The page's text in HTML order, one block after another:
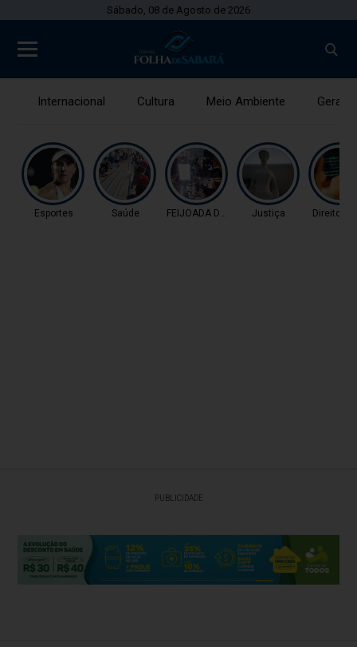
Sábado, 08 de Agosto de 2026
Internacional Cultura Meio Ambiente Gerais
Esportes Saúde FEIJOADA DA PROPAGAN
Justiça Direitos
PUBLICIDADE